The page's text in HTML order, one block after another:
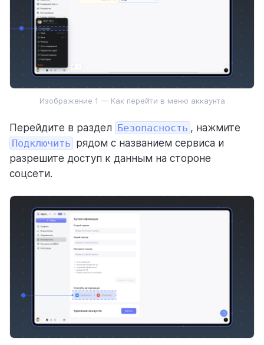
Weeek Android & iOS
Задачи
База знаний
CRM
Аналитика
ГОТОВЫЕ РЕШЕНИЯ С WEEEK
Для процессов
Для личного использования
Изображение 1 — Как перейти в меню аккаунта
Перейдите в раздел Безопасность , нажмите
Подключить рядом с названием сервиса и
разрешите доступ к данным на стороне
соцсети.